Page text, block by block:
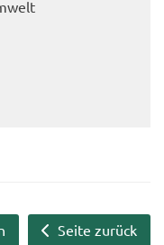
Seite zurück